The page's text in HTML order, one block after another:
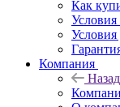
Как
Условия
Компания
Назад